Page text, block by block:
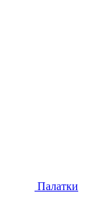
Палатки